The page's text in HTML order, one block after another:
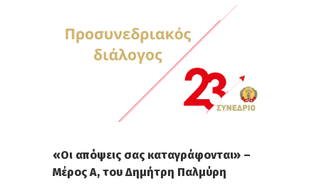
«Οι απόψεις σας καταγράφονται» –
Μέρος Α, του Δημήτρη Παλμύρη